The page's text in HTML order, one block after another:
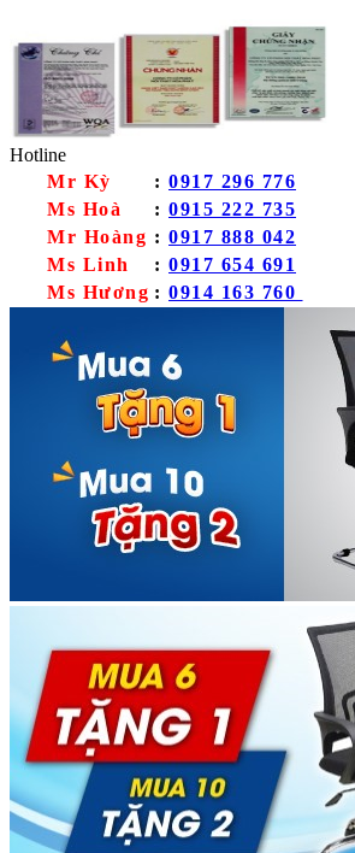
Hotline
Mr Kỳ
: 0917 296 776
Ms Hoà
: 0915 222 735
Mr Hoàng : 0917 888 042
Ms Linh
: 0917 654 691
Ms Hương : 0914 163 760